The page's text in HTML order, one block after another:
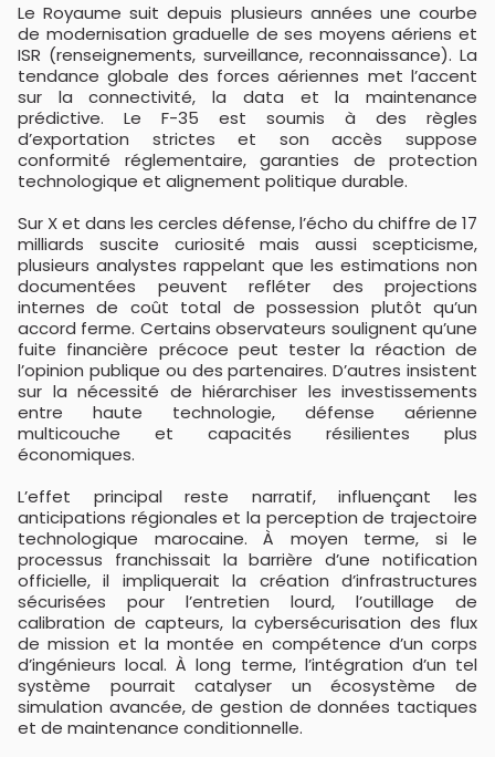
Le Royaume suit depuis plusieurs années une courbe
de modernisation graduelle de ses moyens aériens et
ISR (renseignements, surveillance, reconnaissance). La
tendance globale des forces aériennes met l’accent
sur la connectivité, la data et la maintenance
prédictive. Le F-35 est soumis à des règles
d’exportation strictes et son accès suppose
conformité réglementaire, garanties de protection
technologique et alignement politique durable.
Sur X et dans les cercles défense, l’écho du chiffre de 17
milliards suscite curiosité mais aussi scepticisme,
plusieurs analystes rappelant que les estimations non
documentées peuvent refléter des projections
internes de coût total de possession plutôt qu’un
accord ferme. Certains observateurs soulignent qu’une
fuite financière précoce peut tester la réaction de
l’opinion publique ou des partenaires. D’autres insistent
sur la nécessité de hiérarchiser les investissements
entre haute technologie, défense aérienne
multicouche et capacités résilientes plus
économiques.
L’effet principal reste narratif, influençant les
anticipations régionales et la perception de trajectoire
technologique marocaine. À moyen terme, si le
processus franchissait la barrière d’une notification
officielle, il impliquerait la création d’infrastructures
sécurisées pour l’entretien lourd, l’outillage de
calibration de capteurs, la cybersécurisation des flux
de mission et la montée en compétence d’un corps
d’ingénieurs local. À long terme, l’intégration d’un tel
système pourrait catalyser un écosystème de
simulation avancée, de gestion de données tactiques
et de maintenance conditionnelle.